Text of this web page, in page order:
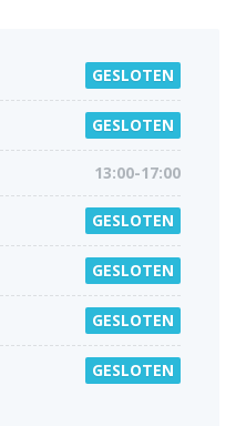
GESLOTEN
GESLOTEN
13:00-17:00
GESLOTEN
GESLOTEN
GESLOTEN
GESLOTEN